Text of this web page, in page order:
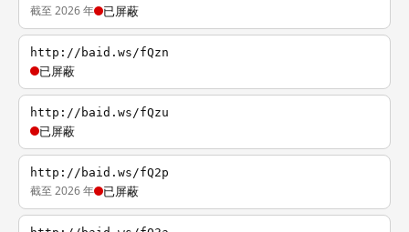
截至 2026 年 已屏蔽
http://baid.ws/fQzn
已屏蔽
http://baid.ws/fQzu
已屏蔽
http://baid.ws/fQ2p
截至 2026 年 已屏蔽